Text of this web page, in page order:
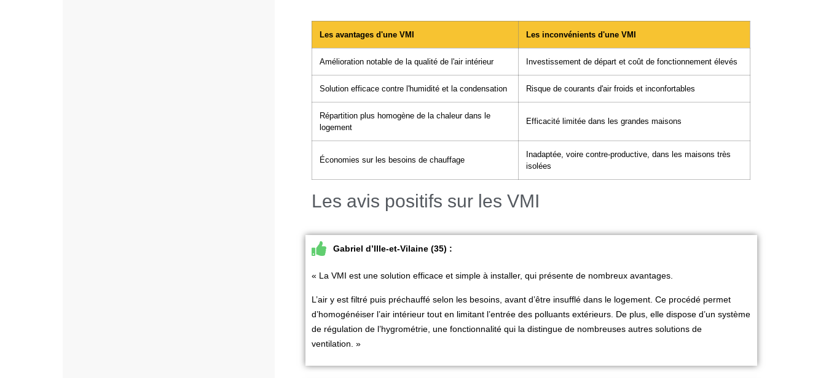
Les avantages d'une VMI Les inconvénients d'une VMI
Amélioration notable de la qualité de l'air intérieur Investissement de départ et coût de fonctionnement élevés
Solution efficace contre l'humidité et la condensation Risque de courants d'air froids et inconfortables
Répartition plus homogène de la chaleur dans le
logement
Efficacité limitée dans les grandes maisons
Économies sur les besoins de chauffage
Inadaptée, voire contre-productive, dans les maisons très
isolées
Les avis positifs sur les VMI
Gabriel d’Ille-et-Vilaine (35) :
« La VMI est une solution efficace et simple à installer, qui présente de nombreux avantages.
L’air y est filtré puis préchauffé selon les besoins, avant d’être insufflé dans le logement. Ce procédé permet
d’homogénéiser l’air intérieur tout en limitant l’entrée des polluants extérieurs. De plus, elle dispose d’un système
de régulation de l’hygrométrie, une fonctionnalité qui la distingue de nombreuses autres solutions de
ventilation. »